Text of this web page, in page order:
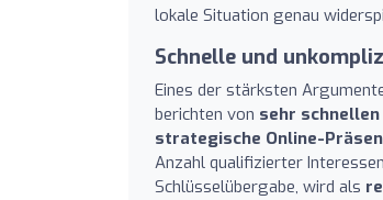
lokale Situation genau
Schnelle und
Eines der stärksten
berichten von sehr
strategische Online-
Anzahl qualifizierter
Schlüsselübergabe, wird als